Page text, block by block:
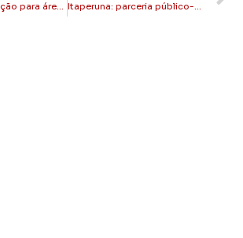
Itaperuna: licitação para área comercial do Aeroporto é aberta Itaperuna: parceria público-privada revitaliza portal da cidade